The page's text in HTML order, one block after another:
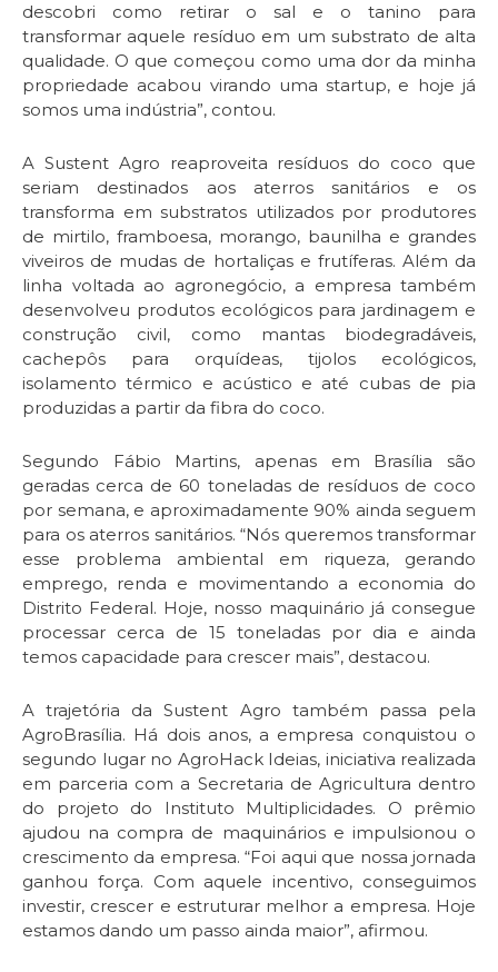
descobri como retirar o sal e o tanino para
transformar aquele resíduo em um substrato de alta
qualidade. O que começou como uma dor da minha
propriedade acabou virando uma startup, e hoje já
somos uma indústria”, contou.
A Sustent Agro reaproveita resíduos do coco que
seriam destinados aos aterros sanitários e os
transforma em substratos utilizados por produtores
de mirtilo, framboesa, morango, baunilha e grandes
viveiros de mudas de hortaliças e frutíferas. Além da
linha voltada ao agronegócio, a empresa também
desenvolveu produtos ecológicos para jardinagem e
construção civil, como mantas biodegradáveis,
cachepôs para orquídeas, tijolos ecológicos,
isolamento térmico e acústico e até cubas de pia
produzidas a partir da fibra do coco.
Segundo Fábio Martins, apenas em Brasília são
geradas cerca de 60 toneladas de resíduos de coco
por semana, e aproximadamente 90% ainda seguem
para os aterros sanitários. “Nós queremos transformar
esse problema ambiental em riqueza, gerando
emprego, renda e movimentando a economia do
Distrito Federal. Hoje, nosso maquinário já consegue
processar cerca de 15 toneladas por dia e ainda
temos capacidade para crescer mais”, destacou.
A trajetória da Sustent Agro também passa pela
AgroBrasília. Há dois anos, a empresa conquistou o
segundo lugar no AgroHack Ideias, iniciativa realizada
em parceria com a Secretaria de Agricultura dentro
do projeto do Instituto Multiplicidades. O prêmio
ajudou na compra de maquinários e impulsionou o
crescimento da empresa. “Foi aqui que nossa jornada
ganhou força. Com aquele incentivo, conseguimos
investir, crescer e estruturar melhor a empresa. Hoje
estamos dando um passo ainda maior”, afirmou.